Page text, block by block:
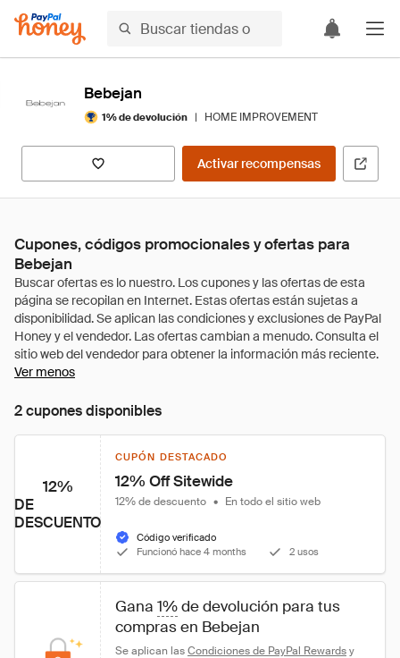
Bebejan
1% de devolución | HOME IMPROVEMENT
Activar recompensas
Cupones, códigos promocionales y ofertas para
Bebejan
Ver menos
2 cupones disponibles
12%
DE
DESCUENTO
CUPÓN DESTACADO
12% Off Sitewide
12% de descuento • En todo el sitio web
Código verificado
Funcionó hace 4 months
2 usos
Gana 1% de devolución para tus
compras en Bebejan
Se aplican las Condiciones de PayPal Rewards y